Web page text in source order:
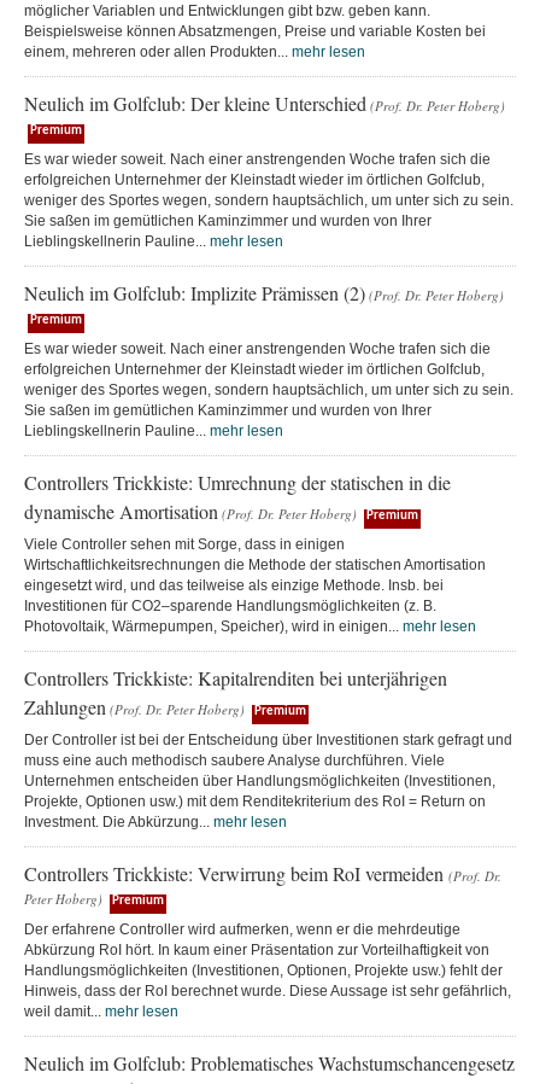
möglicher Variablen und Entwicklungen gibt bzw. geben kann.
Beispielsweise können Absatzmengen, Preise und variable Kosten bei
einem, mehreren oder allen Produkten... mehr lesen
Neulich im Golfclub: Der kleine Unterschied (Prof. Dr. Peter Hoberg)
Premium
Es war wieder soweit. Nach einer anstrengenden Woche trafen sich die
erfolgreichen Unternehmer der Kleinstadt wieder im örtlichen Golfclub,
weniger des Sportes wegen, sondern hauptsächlich, um unter sich zu sein.
Sie saßen im gemütlichen Kaminzimmer und wurden von Ihrer
Lieblingskellnerin Pauline... mehr lesen
Neulich im Golfclub: Implizite Prämissen (2) (Prof. Dr. Peter Hoberg)
Premium
Es war wieder soweit. Nach einer anstrengenden Woche trafen sich die
erfolgreichen Unternehmer der Kleinstadt wieder im örtlichen Golfclub,
weniger des Sportes wegen, sondern hauptsächlich, um unter sich zu sein.
Sie saßen im gemütlichen Kaminzimmer und wurden von Ihrer
Lieblingskellnerin Pauline... mehr lesen
Controllers Trickkiste: Umrechnung der statischen in die
dynamische Amortisation (Prof. Dr. Peter Hoberg) Premium
Viele Controller sehen mit Sorge, dass in einigen
Wirtschaftlichkeitsrechnungen die Methode der statischen Amortisation
eingesetzt wird, und das teilweise als einzige Methode. Insb. bei
Investitionen für CO2–sparende Handlungsmöglichkeiten (z. B.
Photovoltaik, Wärmepumpen, Speicher), wird in einigen... mehr lesen
Controllers Trickkiste: Kapitalrenditen bei unterjährigen
Zahlungen (Prof. Dr. Peter Hoberg) Premium
Der Controller ist bei der Entscheidung über Investitionen stark gefragt und
muss eine auch methodisch saubere Analyse durchführen. Viele
Unternehmen entscheiden über Handlungsmöglichkeiten (Investitionen,
Projekte, Optionen usw.) mit dem Renditekriterium des RoI = Return on
Investment. Die Abkürzung... mehr lesen
Controllers Trickkiste: Verwirrung beim RoI vermeiden (Prof. Dr.
Peter Hoberg)
Premium
Der erfahrene Controller wird aufmerken, wenn er die mehrdeutige
Abkürzung RoI hört. In kaum einer Präsentation zur Vorteilhaftigkeit von
Handlungsmöglichkeiten (Investitionen, Optionen, Projekte usw.) fehlt der
Hinweis, dass der RoI berechnet wurde. Diese Aussage ist sehr gefährlich,
weil damit... mehr lesen
Neulich im Golfclub: Problematisches Wachstumschancengesetz